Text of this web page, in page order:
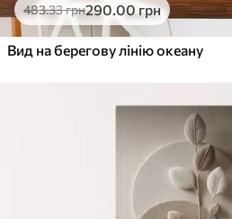
483.33грн290.00 грн
Вид на берегову лінію океану